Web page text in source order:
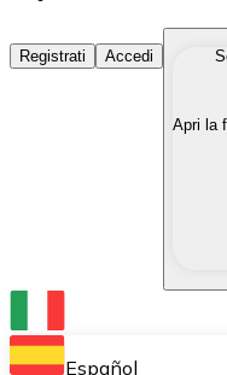
Acquista
Acquista le
Converti le tue
Scambia una
Conserva le tue
Registrati Accedi
Apri la
Español